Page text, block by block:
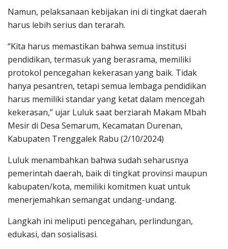
Namun, pelaksanaan kebijakan ini di tingkat daerah
harus lebih serius dan terarah.
“Kita harus memastikan bahwa semua institusi
pendidikan, termasuk yang berasrama, memiliki
protokol pencegahan kekerasan yang baik. Tidak
hanya pesantren, tetapi semua lembaga pendidikan
harus memiliki standar yang ketat dalam mencegah
kekerasan,” ujar Luluk saat berziarah Makam Mbah
Mesir di Desa Semarum, Kecamatan Durenan,
Kabupaten Trenggalek Rabu (2/10/2024)
Luluk menambahkan bahwa sudah seharusnya
pemerintah daerah, baik di tingkat provinsi maupun
kabupaten/kota, memiliki komitmen kuat untuk
menerjemahkan semangat undang-undang.
Langkah ini meliputi pencegahan, perlindungan,
edukasi, dan sosialisasi.